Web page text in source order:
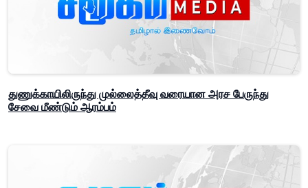
துணுக்காயிலிருந்து முல்லைத்தீவு வரையான அரச பேருந்து
சேவை மீண்டும் ஆரம்பம்